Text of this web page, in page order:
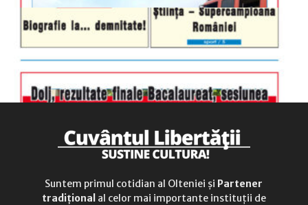
Suntem primul cotidian al Olteniei și Partener
tradițional al celor mai importante instituții de